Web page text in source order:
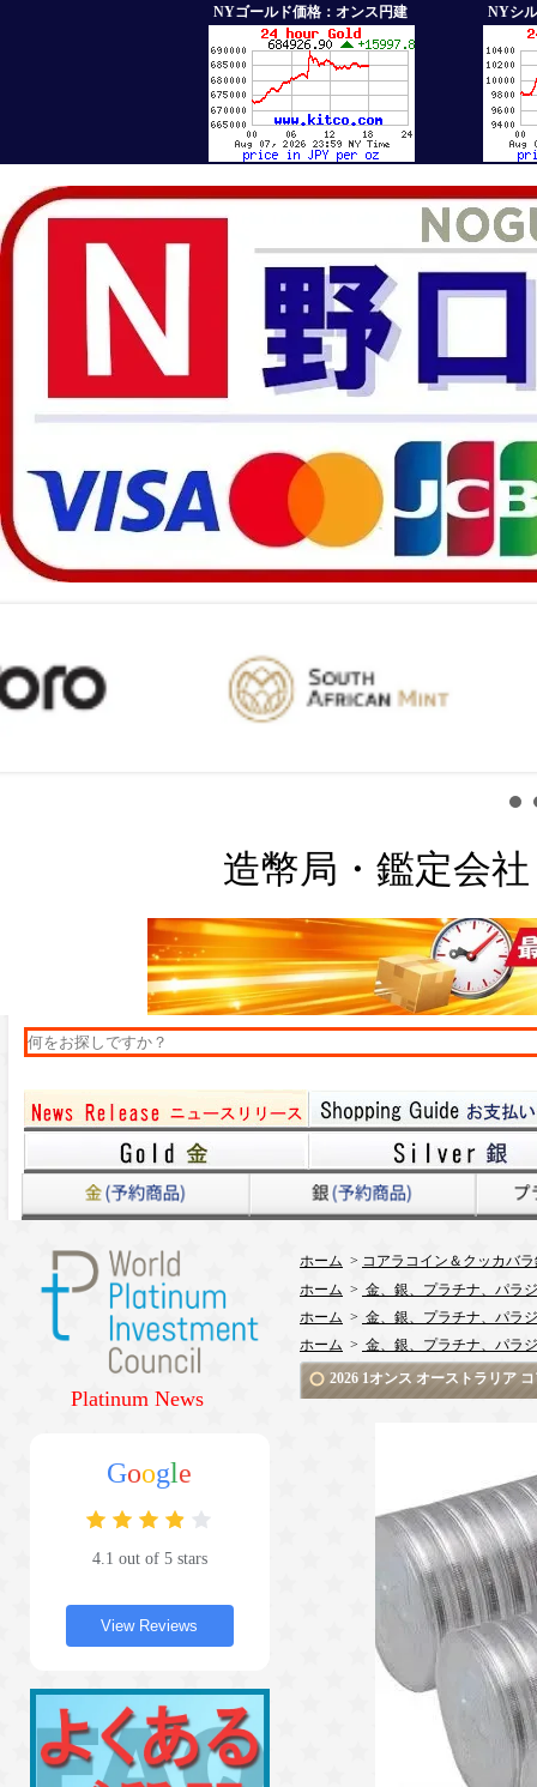
NYゴールド価格：オンス円建 NYシ
造幣局・鑑定会
Platinum News
Google
4.1 out of 5 stars
View Reviews
ホーム > コアラコイン＆クッカバ
ホーム > 金、銀、プラチナ、パラ
ホーム > 金、銀、プラチナ、パラ
ホーム > 金、銀、プラチナ、パラ
2026 1オンス オーストラリア